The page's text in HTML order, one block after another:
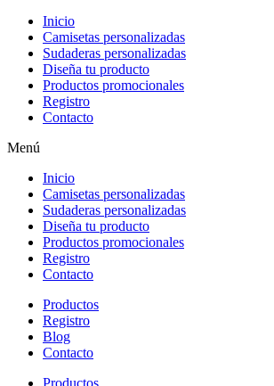
Inicio
Camisetas personalizadas
Sudaderas personalizadas
Diseña tu producto
Productos promocionales
Registro
Contacto
Menú
Inicio
Camisetas personalizadas
Sudaderas personalizadas
Diseña tu producto
Productos promocionales
Registro
Contacto
Productos
Registro
Blog
Contacto